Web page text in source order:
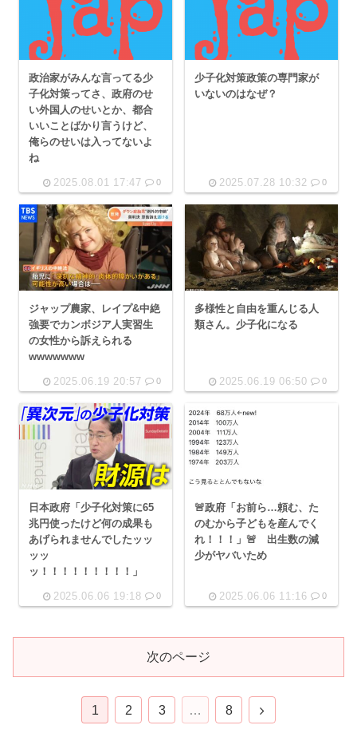
政治家がみんな言ってる少
子化対策ってさ、政府のせ
い外国人のせいとか、都合
いいことばかり言うけど、
俺らのせいは入ってないよ
ね
2025.08.01 17:47 0
少子化対策政策の専門家が
いないのはなぜ？
2025.07.28 10:32 0
ジャップ農家、レイプ&中絶
強要でカンボジア人実習生
の女性から訴えられる
wwwwwww
2025.06.19 20:57 0
多様性と自由を重んじる人
類さん。少子化になる
2025.06.19 06:50 0
日本政府「少子化対策に65
兆円使ったけど何の成果も
あげられませんでしたッッ
ッッ
ッ！！！！！！！！！」
2025.06.06 19:18 0
🚨政府「お前ら…頼む、た
のむから子どもを産んでく
れ！！！」🚨 出生数の減
少がヤバいため
2025.06.06 11:16 0
次のページ
1 2 3 … 8
次